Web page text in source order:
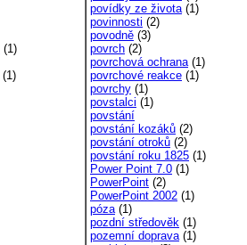
(1)
(1)
povídky ze života(1)
povinnosti (2)
povodně (3)
povrch (2)
povrchová ochrana(1)
povrchové reakce (1)
povrchy (1)
povstalci (1)
povstání
povstání kozáků (2)
povstání otroků (2)
povstání roku 1825 (1)
Power Point 7.0 (1)
PowerPoint (2)
PowerPoint 2002 (1)
póza(1)
pozdní středověk (1)
pozemní doprava(1)